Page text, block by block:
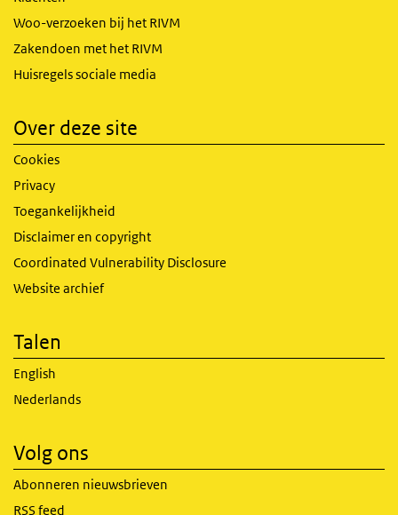
Woo-verzoeken bij het RIVM
Zakendoen met het RIVM
Huisregels sociale media
Over deze site
Cookies
Privacy
Toegankelijkheid
Disclaimer en copyright
Coordinated Vulnerability Disclosure
Website archief
Talen
English
Nederlands
Volg ons
Abonneren nieuwsbrieven
RSS feed